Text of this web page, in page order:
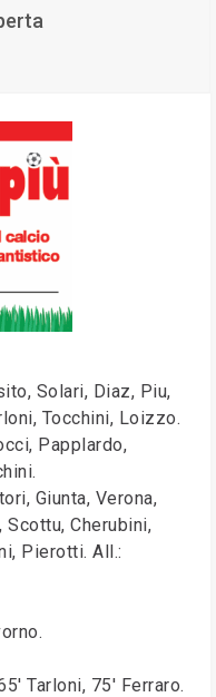
Solari, Diaz, Piu,
Tocchini, Loizzo.
Papplardo,
Giunta, Verona,
Cherubini,
Pierotti. All.:
Tarloni, 75' Ferraro.